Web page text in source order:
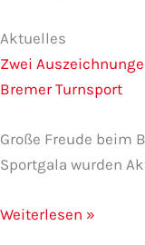
Aktuelles
Zwei
Bremer Turnsport
Große Freude beim
Sportgala wurden
Weiterlesen »
e
i
t
e
i
t
e
i
t
e
i
t
e
i
t